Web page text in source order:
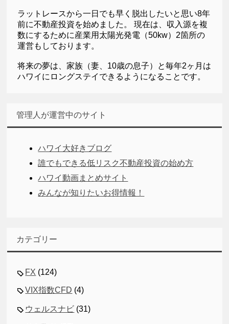
ラットレースから一日でも早く脱出したいと思い8年
前に不動産投資を始めました。 現在は、収入源を複
数にするために産業用太陽光発電（50kw）2箇所の
運営もしております。
将来の夢は、家族（妻、10歳の息子）と毎年2ヶ月は
ハワイにロングステイできるようになることです。
管理人が運営中のサイト
ハワイ大好きブログ
誰でもできる低リスク不動産投資の始め方
ハワイ動画まとめサイト
みんなが知りたいお得情報！
カテゴリー
FX (124)
VIX指数CFD (4)
ウェルスナビ (31)